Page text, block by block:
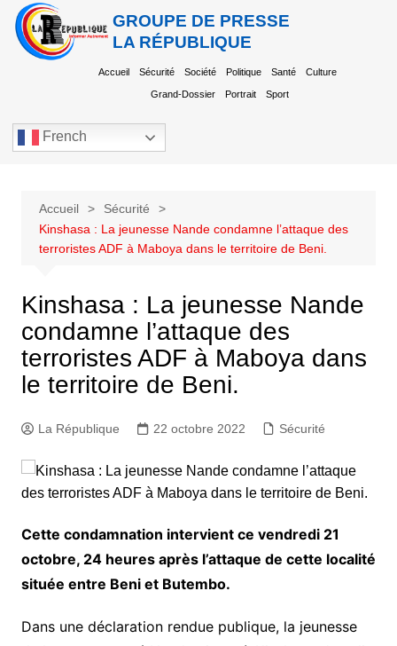
GROUPE DE PRESSE
LA RÉPUBLIQUE
Accueil Sécurité Société Politique Santé Culture
Grand-Dossier Portrait Sport
French
Accueil
Sécurité
Kinshasa : La jeunesse Nande condamne l’attaque des
terroristes ADF à Maboya dans le territoire de Beni.
Kinshasa : La jeunesse Nande
condamne l’attaque des
terroristes ADF à Maboya dans
le territoire de Beni.
La République 22 octobre 2022 Sécurité
Cette condamnation intervient ce vendredi 21
octobre, 24 heures après l’attaque de cette localité
située entre Beni et Butembo.
Dans une déclaration rendue publique, la jeunesse